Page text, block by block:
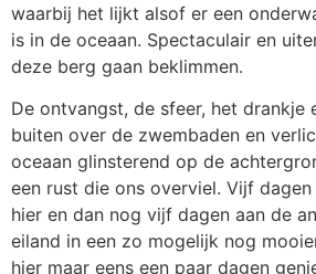
waarbij het lijkt alsof er een
is in de oceaan. Spectaculair en
deze berg gaan beklimmen.
De ontvangst, de sfeer, het drankje
buiten over de zwembaden en
oceaan glinsterend op de
een rust die ons overviel. Vijf
hier en dan nog vijf dagen aan de
eiland in een zo mogelijk nog
hier maar eens een paar dagen